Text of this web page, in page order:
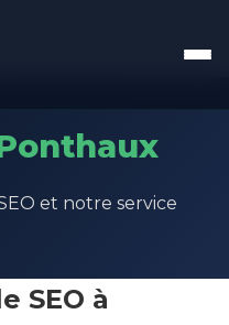
et notre service
SEO à